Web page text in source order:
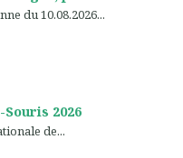
du 10.08.2026...
2026
de...